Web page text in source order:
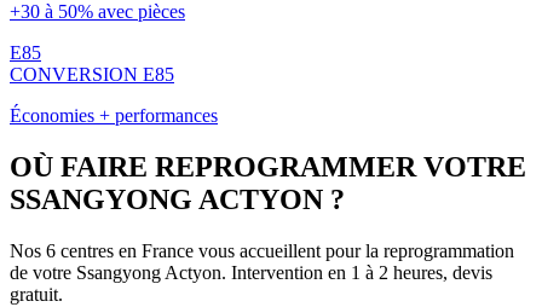
+30 à 50% avec pièces
E85
CONVERSION E85
Économies + performances
OÙ FAIRE REPROGRAMMER VOTRE
SSANGYONG ACTYON ?
Nos 6 centres en France vous accueillent pour la reprogrammation
de votre Ssangyong Actyon. Intervention en 1 à 2 heures, devis
gratuit.